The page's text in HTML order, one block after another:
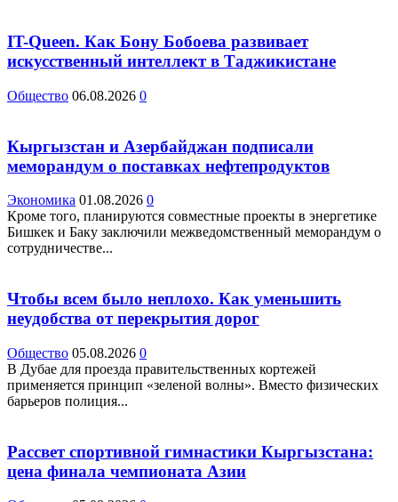
IT-Queen. Как Бону Бобоева развивает
искусственный интеллект в Таджикистане
Общество 06.08.2026 0
Кыргызстан и Азербайджан подписали
меморандум о поставках нефтепродуктов
Экономика 01.08.2026 0
Кроме того, планируются совместные проекты в энергетике
Бишкек и Баку заключили межведомственный меморандум о
сотрудничестве...
Чтобы всем было неплохо. Как уменьшить
неудобства от перекрытия дорог
Общество 05.08.2026 0
В Дубае для проезда правительственных кортежей
применяется принцип «зеленой волны». Вместо физических
барьеров полиция...
Рассвет спортивной гимнастики Кыргызстана:
цена финала чемпионата Азии